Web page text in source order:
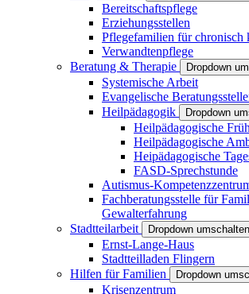
Bereitschaftspflege
Erziehungsstellen
Pflegefamilien für chronisch
Verwandtenpflege
Beratung & Therapie
Dropdown
Systemische Arbeit
Evangelische
Heilpädagogik
Dropdown
Heilpädagogische
Heilpädagogische
Heipädagogische
FASD-Sprechstunde
Autismus-
Fachberatungsstelle für
Gewalterfahrung
Stadtteilarbeit
Dropdown umschalten
Ernst-Lange-Haus
Stadtteilladen Flingern
Hilfen für Familien
Dropdown
Krisenzentrum